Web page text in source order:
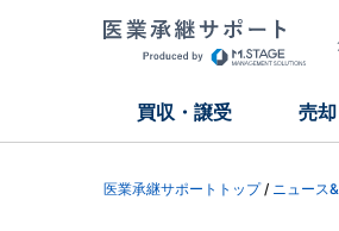
買収・譲受 売
医業承継サポートトップ/ ニュース